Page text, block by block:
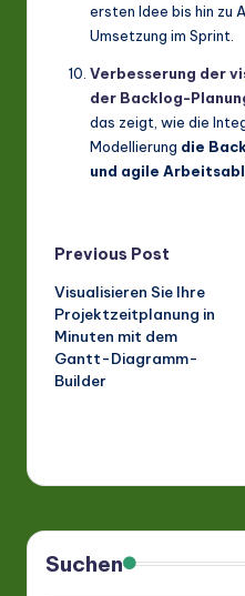
ersten Idee bis hin zu
Umsetzung im Sprint.
Verbesserung der
der Backlog-
das zeigt, wie die
Modellierung die
und agile
Post
navigation
Previous Post
Visualisieren Sie Ihre
Projektzeitplanung in
Minuten mit dem
Gantt-Diagramm-
Builder
Suchen